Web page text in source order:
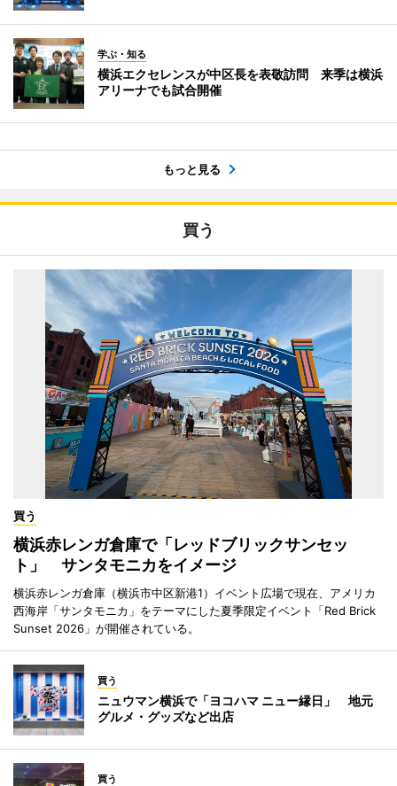
学ぶ・知る
横浜エクセレンスが中区長を表敬訪問 来季は横浜
アリーナでも試合開催
もっと見る
買う
買う
横浜赤レンガ倉庫で「レッドブリックサンセッ
ト」 サンタモニカをイメージ
横浜赤レンガ倉庫（横浜市中区新港1）イベント広場で現在、アメリカ
西海岸「サンタモニカ」をテーマにした夏季限定イベント「Red Brick
Sunset 2026」が開催されている。
買う
ニュウマン横浜で「ヨコハマ ニュー縁日」 地元
グルメ・グッズなど出店
買う